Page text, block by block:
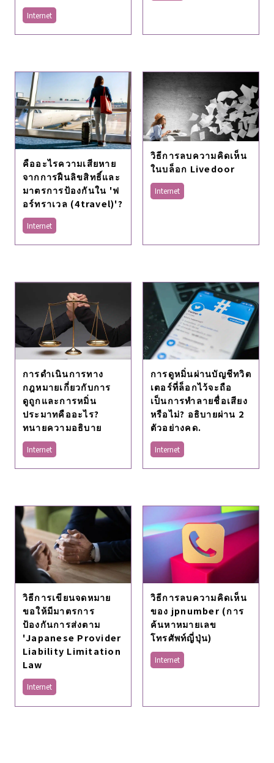
Internet
คืออะไรความเสียหาย
จากการฝืนลิขสิทธิ์และ
มาตรการป้องกันใน 'ฟ
อร์ทราเวล (4travel)'?
Internet
วิธีการลบความคิดเห็น
ในบล็อก Livedoor
Internet
การดำเนินการทาง
กฎหมายเกี่ยวกับการ
ดูถูกและการหมิ่น
ประมาทคืออะไร?
ทนายความอธิบาย
Internet
การดูหมิ่นผ่านบัญชีทวิต
เตอร์ที่ล็อกไว้จะถือ
เป็นการทำลายชื่อเสียง
หรือไม่? อธิบายผ่าน 2
ตัวอย่างคด.
Internet
วิธีการเขียนจดหมาย
ขอให้มีมาตรการ
ป้องกันการส่งตาม
'Japanese Provider
Liability Limitation
Law
Internet
วิธีการลบความคิดเห็น
ของ jpnumber (การ
ค้นหาหมายเลข
โทรศัพท์ญี่ปุ่น)
Internet